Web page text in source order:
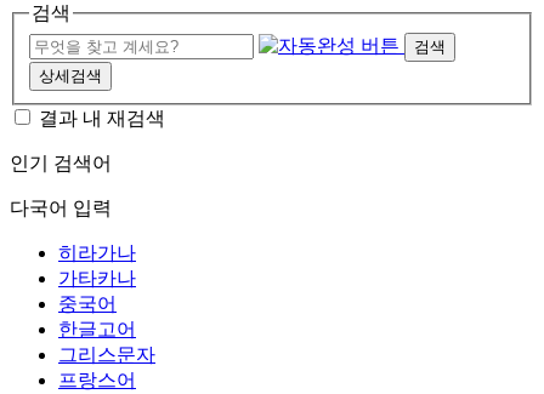
검색
검색
상세검색
결과 내 재검색
인기 검색어
다국어 입력
히라가나
가타카나
중국어
한글고어
그리스문자
프랑스어